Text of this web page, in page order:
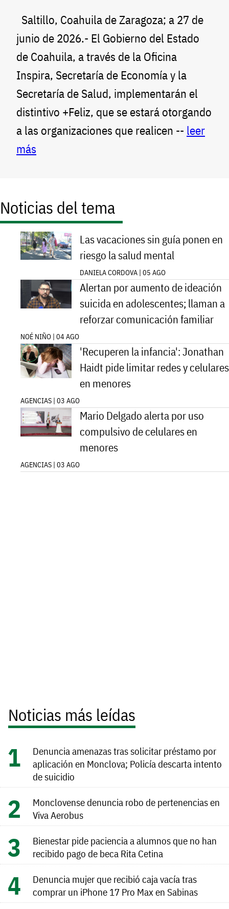
Saltillo, Coahuila de Zaragoza; a 27 de
junio de 2026.- El Gobierno del Estado
de Coahuila, a través de la Oficina
Inspira, Secretaría de Economía y la
Secretaría de Salud, implementarán el
distintivo +Feliz, que se estará otorgando
a las organizaciones que realicen -- leer
más
Noticias del tema
Las vacaciones sin guía ponen en
riesgo la salud mental
DANIELA CORDOVA | 05 AGO
Alertan por aumento de ideación
suicida en adolescentes; llaman a
reforzar comunicación familiar
NOÉ NIÑO | 04 AGO
'Recuperen la infancia': Jonathan
Haidt pide limitar redes y celulares
en menores
AGENCIAS | 03 AGO
Mario Delgado alerta por uso
compulsivo de celulares en
menores
AGENCIAS | 03 AGO
Noticias más leídas
Denuncia amenazas tras solicitar préstamo por
aplicación en Monclova; Policía descarta intento
de suicidio
Monclovense denuncia robo de pertenencias en
Viva Aerobus
Bienestar pide paciencia a alumnos que no han
recibido pago de beca Rita Cetina
Denuncia mujer que recibió caja vacía tras
comprar un iPhone 17 Pro Max en Sabinas